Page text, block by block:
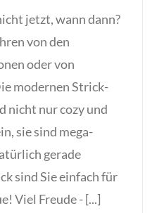
jetzt, wann dann?
von den
oder von
modernen Strick-
nicht nur cozy und
sie sind mega-
gerade
sind Sie einfach für
Viel Freude - [...]